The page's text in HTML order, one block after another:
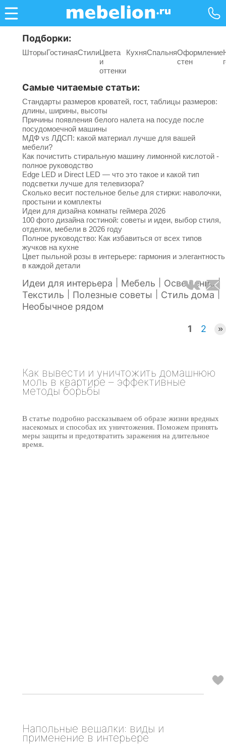
Подборки:
ШторыГостинаяСтилиЦвета
и
оттенки
КухняСпальняОформление
стен
Самые читаемые статьи:
Стандарты размеров кроватей, гост, таблицы размеров:
длины, ширины, высоты
Причины появления белого налета на посуде после
посудомоечной машины
МДФ vs ЛДСП: какой материал лучше для вашей
мебели?
Как почистить стиральную машину лимонной кислотой -
полное руководство
Edge LED и Direct LED — что это такое и какой тип
подсветки лучше для телевизора?
Сколько весит постельное белье для стирки: наволочки,
простыни и комплекты
Идеи для дизайна комнаты геймера 2026
100 фото дизайна гостиной: советы и идеи, выбор стиля,
отделки, мебели в 2026 году
Полное руководство: Как избавиться от всех типов
жучков на кухне
Цвет пыльной розы в интерьере: гармония и элегантность
в каждой детали
Идеи для интерьера Мебель Освещение |
Текстиль Полезные советы Стиль дома
Необычное рядом
1 2
Как вывести и уничтожить домашнюю
моль в квартире – эффективные
методы борьбы
В статье подробно рассказываем об образе жизни вредных
насекомых и способах их уничтожения. Поможем принять
меры защиты и предотвратить заражения на длительное
время.
Напольные вешалки: виды и
применение в интерьере